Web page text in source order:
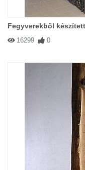
Fegyverekből
16299 0